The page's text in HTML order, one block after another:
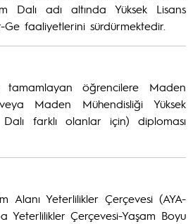
Dalı adı altında Yüksek Lisans
faaliyetlerini sürdürmektedir.
tamamlayan öğrencilere Maden
Maden Mühendisliği Yüksek
farklı olanlar için) diploması
Alanı Yeterlilikler Çerçevesi (AYA-
Yeterlilikler Çerçevesi-Yaşam Boyu